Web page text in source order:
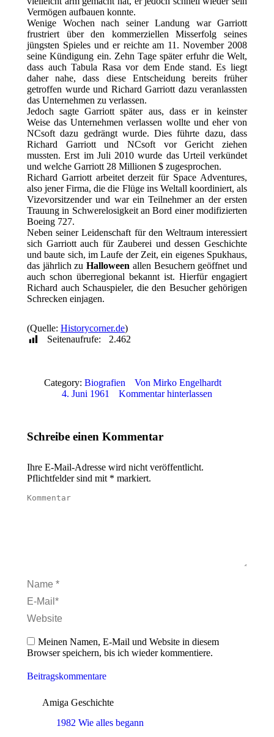
Vermögen aufbauen konnte.
Wenige Wochen nach seiner Landung war Garriott
frustriert über den kommerziellen Misserfolg seines
jüngsten Spieles und er reichte am 11. November 2008
seine Kündigung ein. Zehn Tage später erfuhr die Welt,
dass auch Tabula Rasa vor dem Ende stand. Es liegt
daher nahe, dass diese Entscheidung bereits früher
getroffen wurde und Richard Garriott dazu veranlassten
das Unternehmen zu verlassen.
Jedoch sagte Garriott später aus, dass er in keinster
Weise das Unternehmen verlassen wollte und eher von
NCsoft dazu gedrängt wurde. Dies führte dazu, dass
Richard Garriott und NCsoft vor Gericht ziehen
mussten. Erst im Juli 2010 wurde das Urteil verkündet
und welche Garriott 28 Millionen $ zugesprochen.
Richard Garriott arbeitet derzeit für Space Adventures,
also jener Firma, die die Flüge ins Weltall koordiniert, als
Vizevorsitzender und war ein Teilnehmer an der ersten
Trauung in Schwerelosigkeit an Bord einer modifizierten
Boeing 727.
Neben seiner Leidenschaft für den Weltraum interessiert
sich Garriott auch für Zauberei und dessen Geschichte
und baute sich, im Laufe der Zeit, ein eigenes Spukhaus,
das jährlich zuHalloween allen Besuchern geöffnet und
auch schon überregional bekannt ist. Hierfür engagiert
Richard auch Schauspieler, die den Besucher gehörigen
Schrecken einjagen.
(Quelle: Historycorner.de)
Seitenaufrufe:
2.462
Category: Biografien Von Mirko Engelhardt
4. Juni 1961
Kommentar hinterlassen
Schreibe einen Kommentar
Ihre E-Mail-Adresse wird nicht veröffentlicht.
Pflichtfelder sind mit * markiert.
Kommentar
Name *
E-Mail *
Website
Meinen Namen, E-Mail und Website in diesem
Browser speichern, bis ich wieder kommentiere.
Beitragskommentare
Amiga Geschichte
1982 Wie alles begann